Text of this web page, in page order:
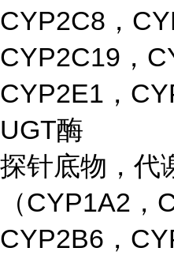
CYP2C8，
CYP2C19，
CYP2E1，
UGT酶
探针底物，代
（CYP1A2，
CYP2B6，